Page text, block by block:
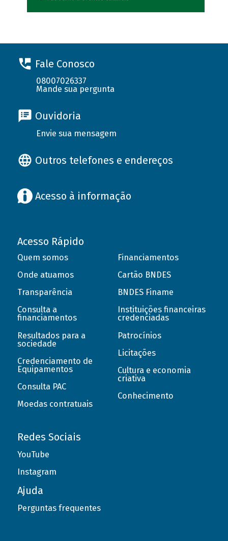
Fale Conosco
08007026337
Mande sua pergunta
Ouvidoria
Envie sua mensagem
Outros telefones e endereços
Acesso à informação
Acesso Rápido
Quem somos
Onde atuamos
Transparência
Consulta a
financiamentos
Resultados para a
sociedade
Credenciamento de
Equipamentos
Consulta PAC
Moedas contratuais
Financiamentos
Cartão BNDES
BNDES Finame
Instituições financeiras
credenciadas
Patrocínios
Licitações
Cultura e economia
criativa
Conhecimento
Redes Sociais
YouTube
Instagram
Ajuda
Perguntas frequentes